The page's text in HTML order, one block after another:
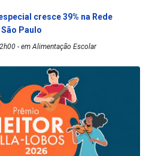
cresce 39% na Rede
Paulo
- em Alimentação Escolar